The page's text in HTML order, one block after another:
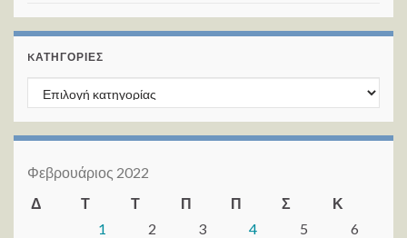
KΑΤΗΓΟΡΊΕΣ
Kατηγορίες
Φεβρουάριος 2022
Δ
Τ Τ Π Π Σ
Κ
1
2 3 4 5
6